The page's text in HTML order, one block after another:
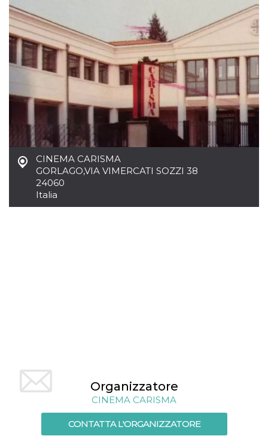
CINEMA CARISMA
GORLAGO,VIA VIMERCATI SOZZI 38
24060
Italia
Organizzatore
CINEMA CARISMA
CONTATTA L'ORGANIZZATORE